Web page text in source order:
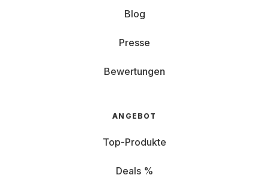
Blog
Presse
Bewertungen
ANGEBOT
Top-Produkte
Deals %